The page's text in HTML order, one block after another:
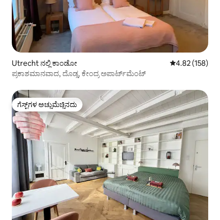
Utrecht ನಲ್ಲಿ ಕಾಂಡೋ 5 ರಲ್ಲಿ 4.82
4.82 (158)
ಪ್ರಕಾಶಮಾನವಾದ, ದೊಡ್ಡ, ಕೇಂದ್ರ ಅಪಾರ್ಟ್‌ಮೆಂಟ್
ಗೆಸ್ಟ್‌ಗಳ ಅಚ್ಚುಮೆಚ್ಚಿನದು
ಗೆಸ್ಟ್‌ಗಳ ಅಚ್ಚುಮೆಚ್ಚಿನದು